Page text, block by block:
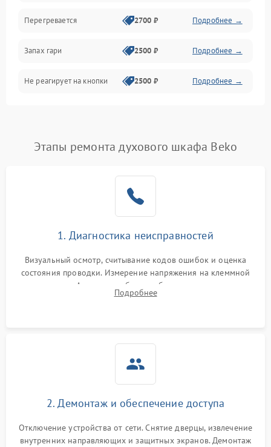
Перегревается 2700 ₽ Подробнее →
Запах гари 2500 ₽ Подробнее →
Не реагирует на кнопки 2500 ₽ Подробнее →
Этапы ремонта духового шкафа Beko
1. Диагностика неисправностей
Визуальный осмотр, считывание кодов ошибок и оценка
состояния проводки. Измерение напряжения на клеммной
колодке. Анализ жалоб на проблемы с нагревом,
конвекцией, панелью управления или блокировкой дверцы.
Подробнее
2. Демонтаж и обеспечение доступа
Отключение устройства от сети. Снятие дверцы, извлечение
внутренних направляющих и защитных экранов. Демонтаж